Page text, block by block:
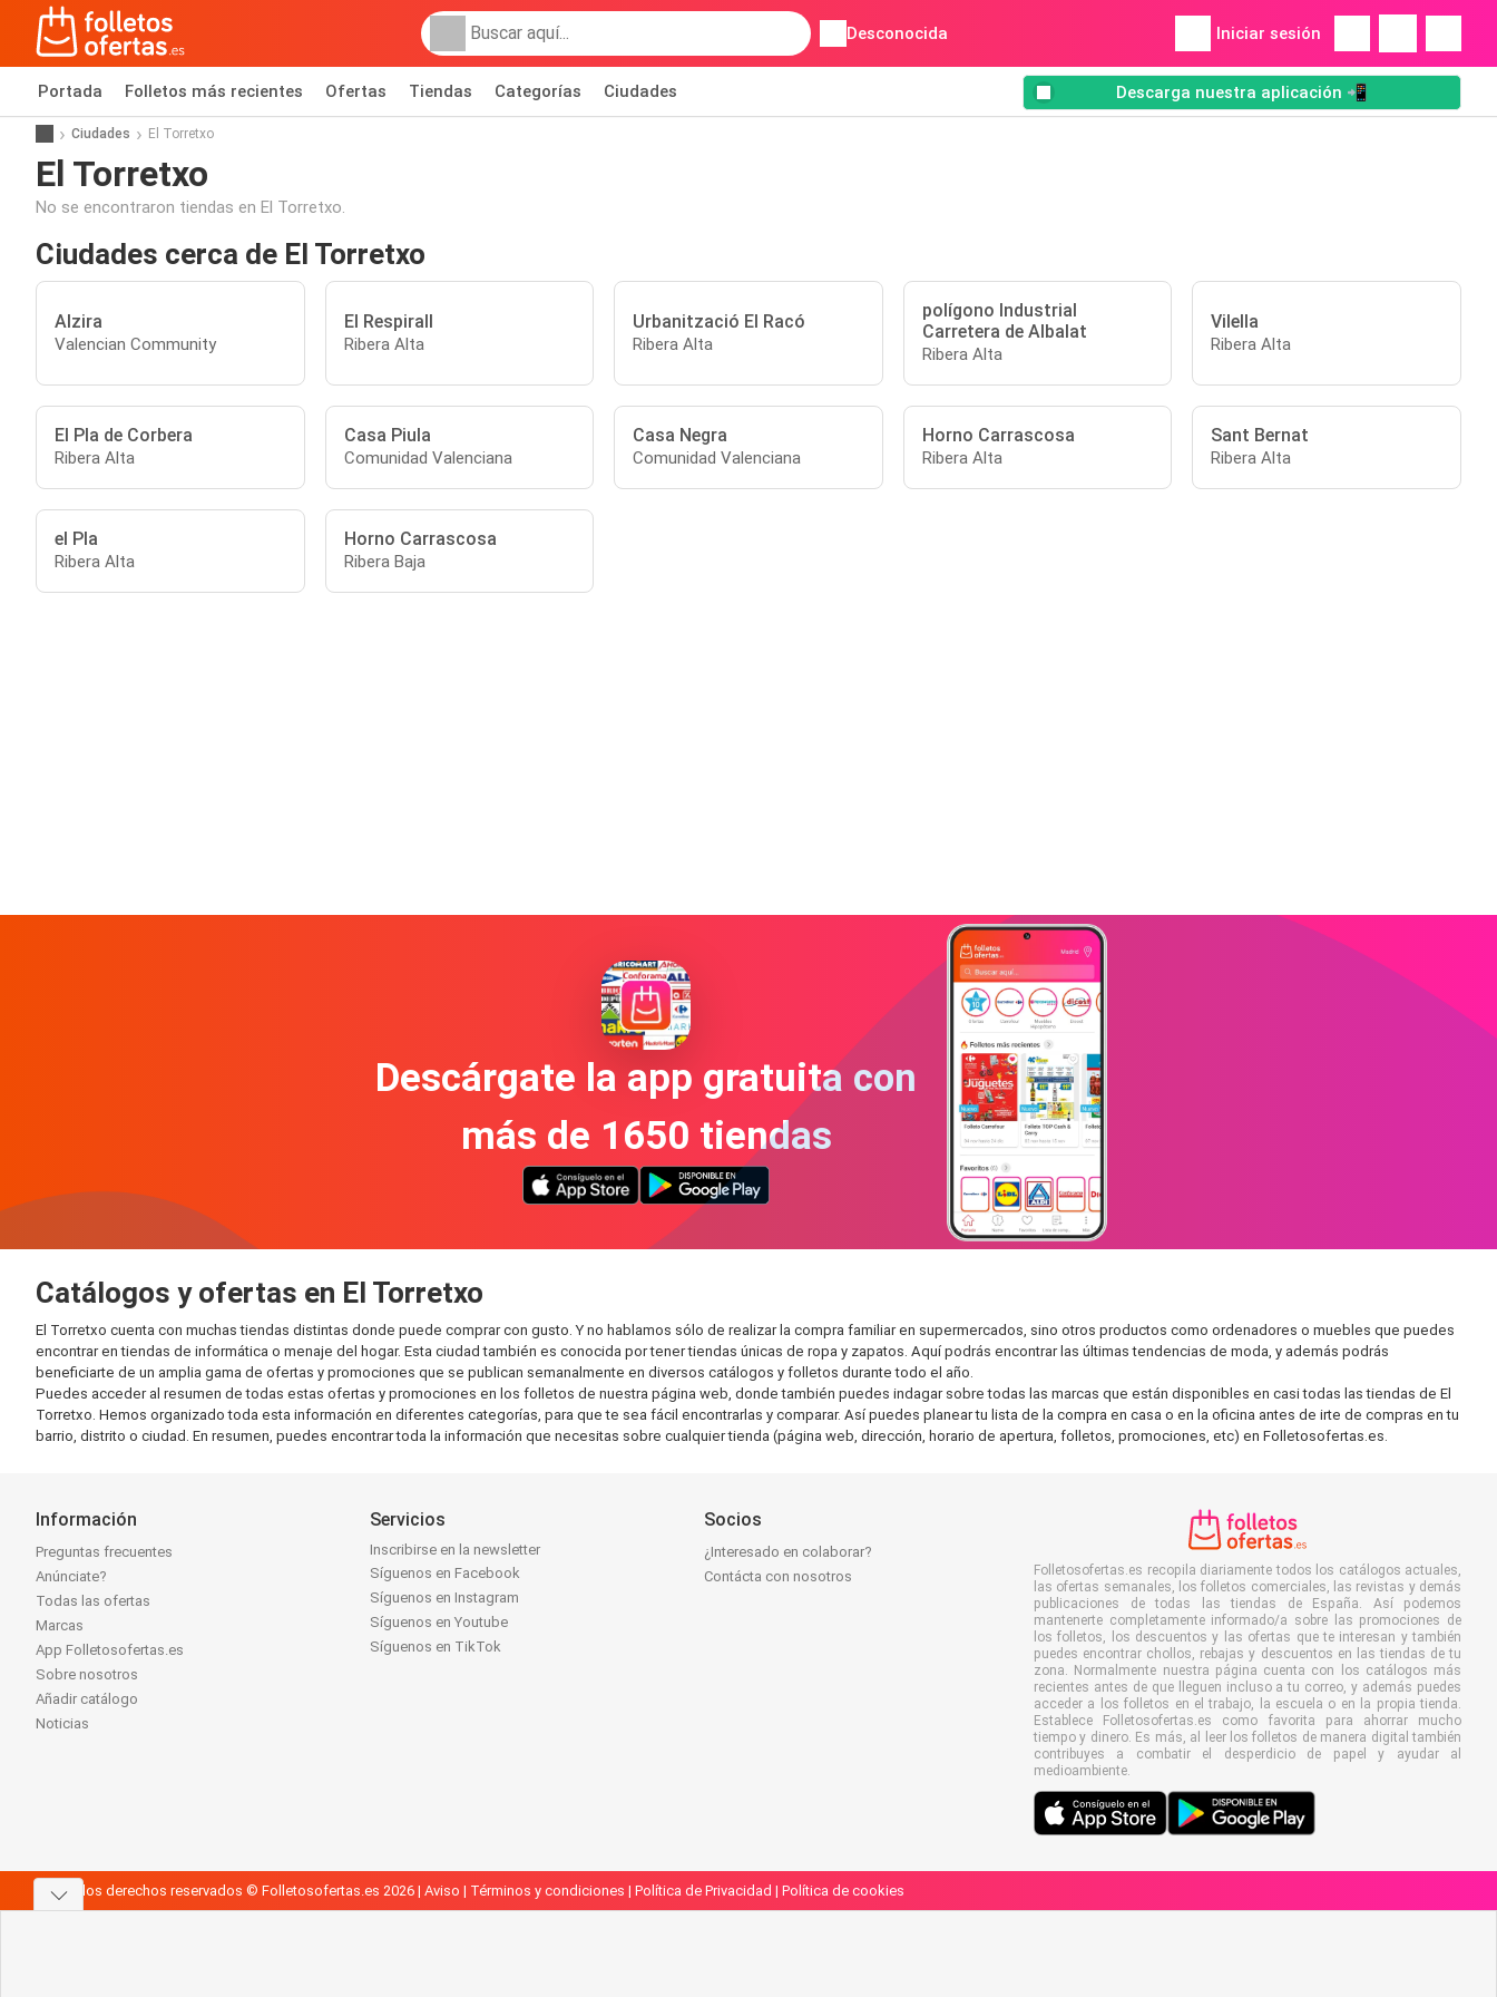
Desconocida Iniciar sesión
Portada Folletos más recientes Ofertas Tiendas Categorías Ciudades Descarga nuestra aplicación 📲
Ciudades El Torretxo
El Torretxo
No se encontraron tiendas en El Torretxo.
Ciudades cerca de El Torretxo
Alzira
Valencian Community
El Respirall
Ribera Alta
Urbanització El Racó
Ribera Alta
polígono Industrial
Carretera de Albalat
Ribera Alta
Vilella
Ribera Alta
El Pla de Corbera
Ribera Alta
Casa Piula
Comunidad Valenciana
Casa Negra
Comunidad Valenciana
Horno Carrascosa
Ribera Alta
Sant Bernat
Ribera Alta
el Pla
Ribera Alta
Horno Carrascosa
Ribera Baja
Descárgate la app gratuita con
más de 1650 tiendas
Catálogos y ofertas en El Torretxo
El Torretxo cuenta con muchas tiendas distintas donde puede comprar con gusto. Y no hablamos sólo de realizar la compra familiar en supermercados, sino otros productos como ordenadores o muebles que puedes
encontrar en tiendas de informática o menaje del hogar. Esta ciudad también es conocida por tener tiendas únicas de ropa y zapatos. Aquí podrás encontrar las últimas tendencias de moda, y además podrás
beneficiarte de un amplia gama de ofertas y promociones que se publican semanalmente en diversos catálogos y folletos durante todo el año.
Puedes acceder al resumen de todas estas ofertas y promociones en los folletos de nuestra página web, donde también puedes indagar sobre todas las marcas que están disponibles en casi todas las tiendas de El
Torretxo. Hemos organizado toda esta información en diferentes categorías, para que te sea fácil encontrarlas y comparar. Así puedes planear tu lista de la compra en casa o en la oficina antes de irte de compras en tu
barrio, distrito o ciudad. En resumen, puedes encontrar toda la información que necesitas sobre cualquier tienda (página web, dirección, horario de apertura, folletos, promociones, etc) en Folletosofertas.es.
Información
Preguntas frecuentes
Anúnciate?
Todas las ofertas
Marcas
App Folletosofertas.es
Sobre nosotros
Añadir catálogo
Noticias
Servicios
Inscribirse en la newsletter
Síguenos en Facebook
Síguenos en Instagram
Síguenos en Youtube
Síguenos en TikTok
Socios
¿Interesado en colaborar?
Contácta con nosotros
Folletosofertas.es recopila diariamente todos los catálogos actuales,
las ofertas semanales, los folletos comerciales, las revistas y demás
publicaciones de todas las tiendas de España. Así podemos
mantenerte completamente informado/a sobre las promociones de
los folletos, los descuentos y las ofertas que te interesan y también
puedes encontrar chollos, rebajas y descuentos en las tiendas de tu
zona. Normalmente nuestra página cuenta con los catálogos más
recientes antes de que lleguen incluso a tu correo, y además puedes
acceder a los folletos en el trabajo, la escuela o en la propia tienda.
Establece Folletosofertas.es como favorita para ahorrar mucho
tiempo y dinero. Es más, al leer los folletos de manera digital también
contribuyes a combatir el desperdicio de papel y ayudar al
medioambiente.
Todos los derechos reservados © Folletosofertas.es 2026 | Aviso | Términos y condiciones | Política de Privacidad | Política de cookies